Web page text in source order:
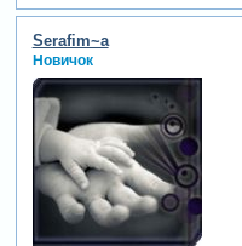
Serafim~a
Новичок